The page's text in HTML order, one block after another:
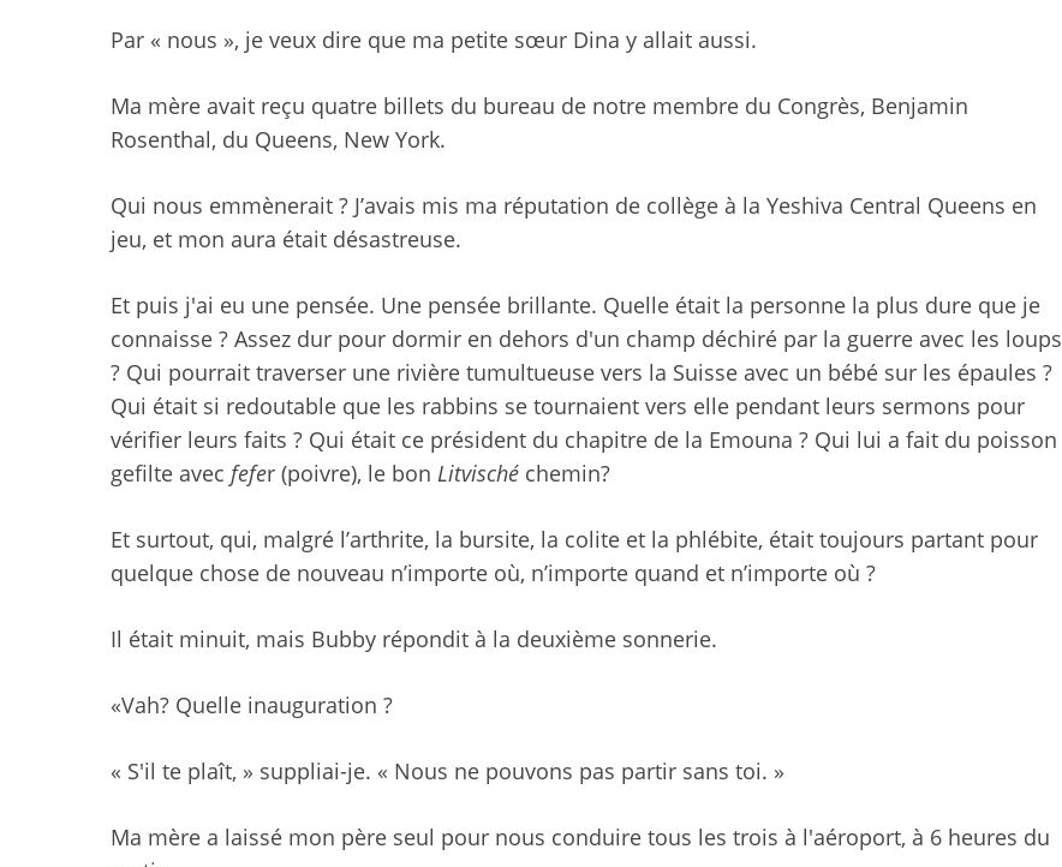
Par « nous », je veux dire que ma petite sœur Dina y allait aussi.
Ma mère avait reçu quatre billets du bureau de notre membre du Congrès, Benjamin
Rosenthal, du Queens, New York.
Qui nous emmènerait ? J’avais mis ma réputation de collège à la Yeshiva Central Queens en
jeu, et mon aura était désastreuse.
Et puis j'ai eu une pensée. Une pensée brillante. Quelle était la personne la plus dure que je
connaisse ? Assez dur pour dormir en dehors d'un champ déchiré par la guerre avec les loups
? Qui pourrait traverser une rivière tumultueuse vers la Suisse avec un bébé sur les épaules ?
Qui était si redoutable que les rabbins se tournaient vers elle pendant leurs sermons pour
vérifier leurs faits ? Qui était ce président du chapitre de la Emouna ? Qui lui a fait du poisson
gefilte avec fefer (poivre), le bon Litvisché chemin?
Et surtout, qui, malgré l’arthrite, la bursite, la colite et la phlébite, était toujours partant pour
quelque chose de nouveau n’importe où, n’importe quand et n’importe où ?
Il était minuit, mais Bubby répondit à la deuxième sonnerie.
«Vah? Quelle inauguration ?
« S'il te plaît, » suppliai-je. « Nous ne pouvons pas partir sans toi. »
Ma mère a laissé mon père seul pour nous conduire tous les trois à l'aéroport, à 6 heures du